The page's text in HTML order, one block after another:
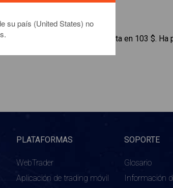
-6000 $ = 1000 $).
compra a mercado se ejecuta en 103 $. Ha
PLATAFORMAS
WebTrader
Aplicación de trading móvil
SOPORTE
Glosario
Información
su país (United States) no